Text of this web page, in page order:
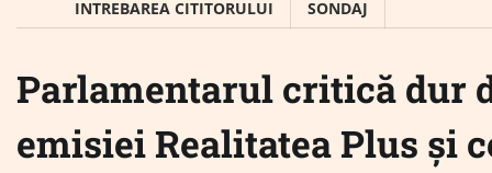
INTREBAREA CITITORULUI
SONDAJ
Parlamentarul critică dur
emisiei Realitatea Plus și